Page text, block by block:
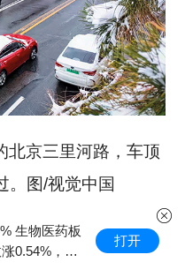
北京三里河路，车顶
。图/视觉中国
打开 快讯
现
美